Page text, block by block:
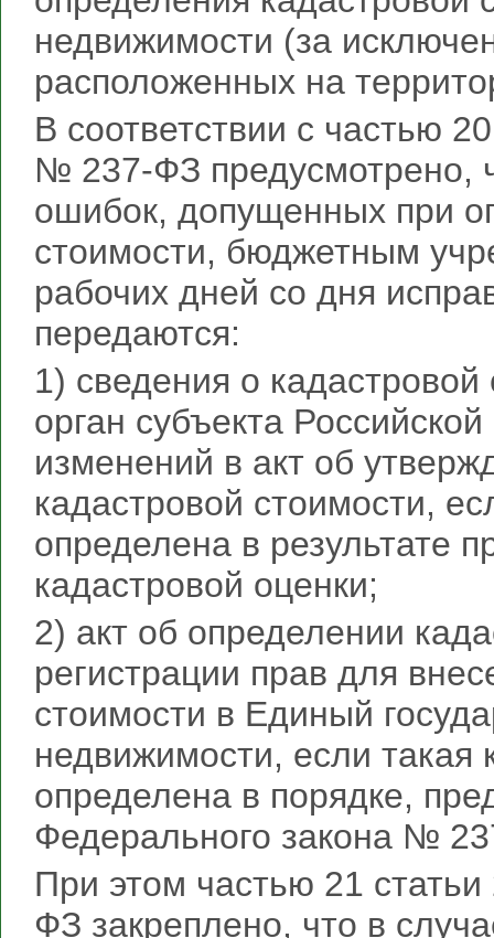
недвижимости (за
расположенных на
В соответствии с частью
№ 237-ФЗ предусмотрено,
ошибок, допущенных при
стоимости, бюджетным
рабочих дней со дня
передаются:
1) сведения о
орган субъекта
изменений в акт об
кадастровой стоимости,
определена в результате
кадастровой оценки;
2) акт об определении
регистрации прав для
стоимости в Единый
недвижимости, если такая
определена в порядке,
Федерального закона №
При этом частью 21
ФЗ закреплено, что в